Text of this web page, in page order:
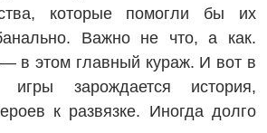
которые помогли бы их
Важно не что, а как.
в этом главный кураж. И вот в
игры зарождается история,
к развязке. Иногда долго